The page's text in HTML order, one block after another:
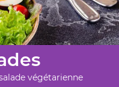
végétarienne